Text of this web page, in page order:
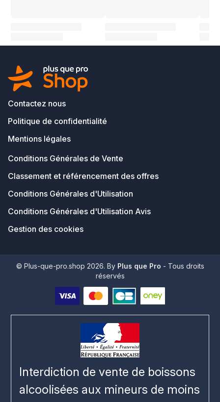
Contactez nous
Politique de confidentialité
Mentions légales
Conditions Générales de Vente
Classement et référencement des offres
Conditions Générales d'Utilisation
Conditions Générales d'Utilisation Avis
Gestion des cookies
© Plus-que-pro.shop 2026. By Plus que Pro - Tous droits
réservés
Interdiction de vente de boissons
alcoolisées aux mineurs de moins